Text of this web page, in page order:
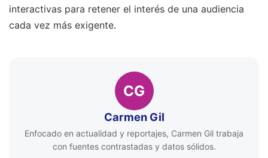
interactivas para retener el interés de una audiencia
cada vez más exigente.
CG
Carmen Gil
Enfocado en actualidad y reportajes, Carmen Gil trabaja
con fuentes contrastadas y datos sólidos.